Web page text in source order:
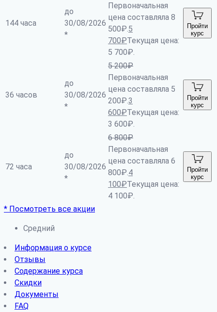
144 часа
до
30/08/2026
*
Первоначальная
цена составляла 8
500₽.5
700₽Текущая цена:
5 700₽.
Пройти
курс
36 часов
до
30/08/2026
*
5 200₽
Первоначальная
цена составляла 5
200₽.3
600₽Текущая цена:
3 600₽.
Пройти
курс
72 часа
до
30/08/2026
*
6 800₽
Первоначальная
цена составляла 6
800₽.4
100₽Текущая цена:
4 100₽.
Пройти
курс
* Посмотреть все акции
Средний
Информация о курсе
Отзывы
Содержание курса
Скидки
Документы
FAQ